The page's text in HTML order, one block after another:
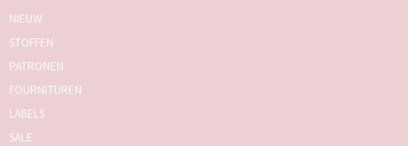
NIEUW
STOFFEN
PATRONEN
FOURNITUREN
LABELS
SALE